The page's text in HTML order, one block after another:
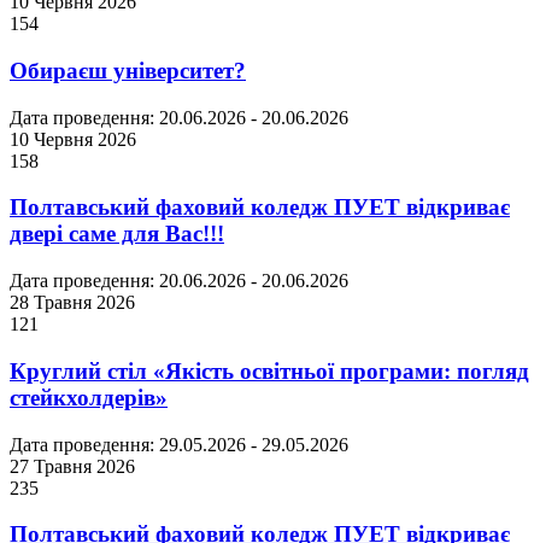
154
Обираєш університет?
Дата проведення: 20.06.2026 - 20.06.2026
10 Червня 2026
158
Полтавський фаховий коледж ПУЕТ відкриває
двері саме для Вас!!!
Дата проведення: 20.06.2026 - 20.06.2026
28 Травня 2026
121
Круглий стіл «Якість освітньої програми: погляд
стейкхолдерів»
Дата проведення: 29.05.2026 - 29.05.2026
27 Травня 2026
235
Полтавський фаховий коледж ПУЕТ відкриває